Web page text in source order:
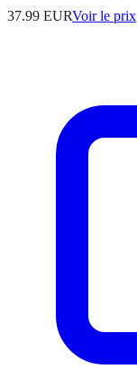
37.99 EURVoir le prix